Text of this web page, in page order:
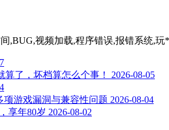
,BUG,视频加载,程序错误,报错系统,玩
了，坏档算怎么个事！
2026-08-05
项游戏漏洞与兼容性问题 2026-08-04
享年80岁 2026-08-02